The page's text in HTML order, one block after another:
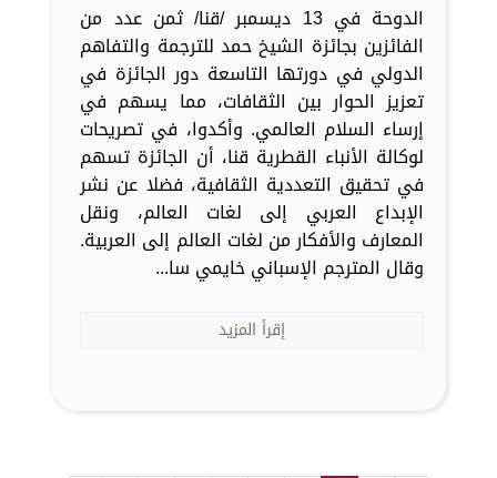
الدوحة في 13 ديسمبر /قنا/ ثمن عدد من
الفائزين بجائزة الشيخ حمد للترجمة والتفاهم
الدولي في دورتها التاسعة دور الجائزة في
تعزيز الحوار بين الثقافات، مما يسهم في
إرساء السلام العالمي. وأكدوا، في تصريحات
لوكالة الأنباء القطرية قنا، أن الجائزة تسهم
في تحقيق التعددية الثقافية، فضلا عن نشر
الإبداع العربي إلى لغات العالم، ونقل
المعارف والأفكار من لغات العالم إلى العربية.
وقال المترجم الإسباني خايمي سا...
إقرأ المزيد